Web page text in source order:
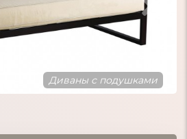
Диваны в стиле Лофт